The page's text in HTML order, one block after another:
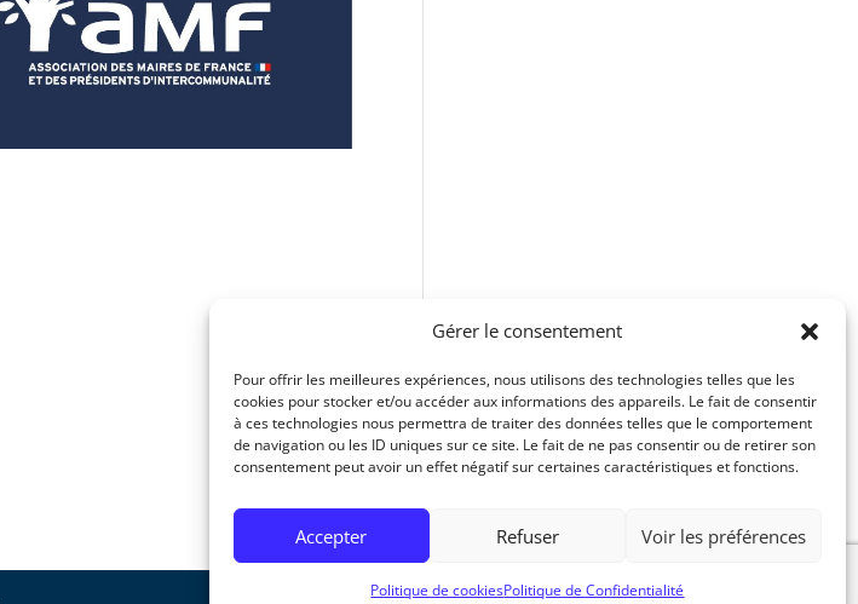
Gérer le consentement
Pour offrir les meilleures expériences, nous utilisons des technologies telles que les
cookies pour stocker et/ou accéder aux informations des appareils. Le fait de consentir
à ces technologies nous permettra de traiter des données telles que le comportement
de navigation ou les ID uniques sur ce site. Le fait de ne pas consentir ou de retirer son
consentement peut avoir un effet négatif sur certaines caractéristiques et fonctions.
Accepter Refuser Voir les préférences
Politique de cookiesPolitique de Confidentialité